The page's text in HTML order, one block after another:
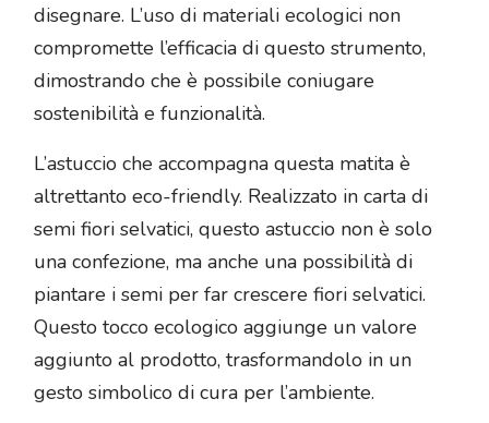
disegnare. L’uso di materiali ecologici non
compromette l’efficacia di questo strumento,
dimostrando che è possibile coniugare
sostenibilità e funzionalità.
L’astuccio che accompagna questa matita è
altrettanto eco-friendly. Realizzato in carta di
semi fiori selvatici, questo astuccio non è solo
una confezione, ma anche una possibilità di
piantare i semi per far crescere fiori selvatici.
Questo tocco ecologico aggiunge un valore
aggiunto al prodotto, trasformandolo in un
gesto simbolico di cura per l’ambiente.